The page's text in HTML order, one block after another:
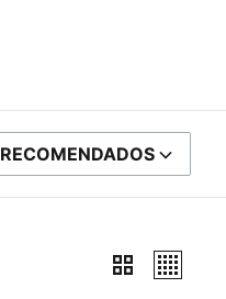
ORDENAR POR
RECOMENDADOS